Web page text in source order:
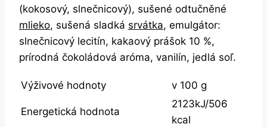
(kokosový, slnečnicový), sušené odtučněné
mlieko, sušená sladká srvátka, emulgátor:
slnečnicový lecitín, kakaový prášok 10 %,
prírodná čokoládová aróma, vanilín, jedlá soľ.
Výživové hodnoty v 100 g
Energetická hodnota
2123kJ/506
kcal